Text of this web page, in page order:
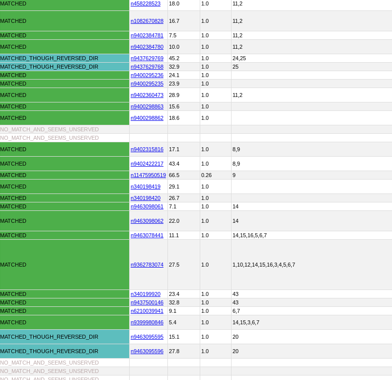
MATCHED n458228523 18.0 1.0 11,2
MATCHED n1082670828 16.7 1.0 11,2
MATCHED n9402384781 7.5 1.0
11,2
MATCHED n9402384780 10.0 1.0 11,2
MATCHED_THOUGH_REVERSED_DIR n9437629769 45.2 1.0
24,25
MATCHED_THOUGH_REVERSED_DIR n9437629768 32.9 1.0 25
MATCHED n9400295236 24.1
1.0
MATCHED n9400295235 23.9
1.0
MATCHED n9402360473 28.9 1.0 11,2
MATCHED n9400298863 15.6
1.0
MATCHED n9400298862 18.6
1.0
NO_MATCH_AND_SEEMS_UNSERVED
NO_MATCH_AND_SEEMS_UNSERVED
MATCHED n9402315816 17.1 1.0 8,9
MATCHED n9402422217 43.4 1.0
8,9
MATCHED n11475950519 66.5 0.26 9
MATCHED n340198419 29.1
1.0
MATCHED n340198420 26.7 1.0
MATCHED n9463098061 7.1 1.0 14
MATCHED n9463098062 22.0 1.0 14
MATCHED n9463078441 11.1 1.0 14,15,16,5,6,7
MATCHED n9362783074 27.5 1.0 1,10,12,14,15,16,3,4,5,6,7
MATCHED n340199920 23.4 1.0
43
MATCHED n9437500146 32.8 1.0 43
MATCHED n6210039941 9.1 1.0
6,7
MATCHED n9399980846 5.4 1.0 14,15,3,6,7
MATCHED_THOUGH_REVERSED_DIR n9463095595 15.1 1.0 20
MATCHED_THOUGH_REVERSED_DIR n9463095596 27.8 1.0
20
NO_MATCH_AND_SEEMS_UNSERVED
NO_MATCH_AND_SEEMS_UNSERVED